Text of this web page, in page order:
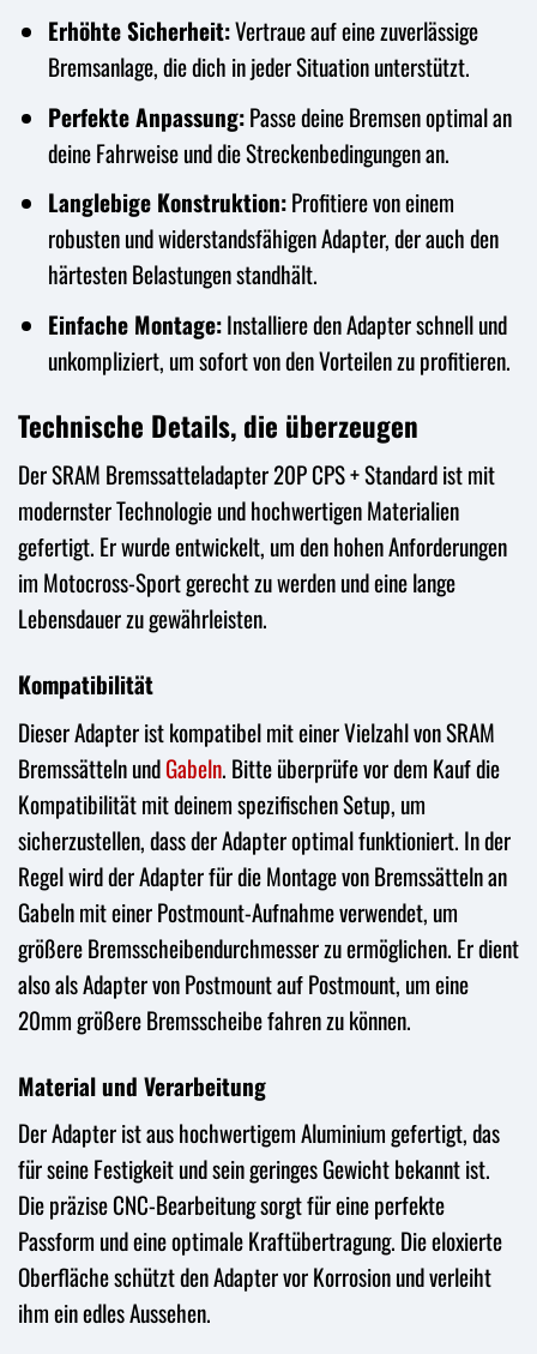
Erhöhte Sicherheit:Vertraue auf eine zuverlässige
Bremsanlage, die dich in jeder Situation unterstützt.
Perfekte Anpassung:Passe deine Bremsen optimal an
deine Fahrweise und die Streckenbedingungen an.
Langlebige Konstruktion:Profitiere von einem
robusten und widerstandsfähigen Adapter, der auch den
härtesten Belastungen standhält.
Einfache Montage:Installiere den Adapter schnell und
unkompliziert, um sofort von den Vorteilen zu profitieren.
Technische Details, die überzeugen
Der SRAM Bremssatteladapter 20P CPS + Standard ist mit
modernster Technologie und hochwertigen Materialien
gefertigt. Er wurde entwickelt, um den hohen Anforderungen
im Motocross-Sport gerecht zu werden und eine lange
Lebensdauer zu gewährleisten.
Kompatibilität
Dieser Adapter ist kompatibel mit einer Vielzahl von SRAM
Bremssätteln undGabeln. Bitte überprüfe vor dem Kauf die
Kompatibilität mit deinem spezifischen Setup, um
sicherzustellen, dass der Adapter optimal funktioniert. In der
Regel wird der Adapter für die Montage von Bremssätteln an
Gabeln mit einer Postmount-Aufnahme verwendet, um
größere Bremsscheibendurchmesser zu ermöglichen. Er dient
also als Adapter von Postmount auf Postmount, um eine
20mm größere Bremsscheibe fahren zu können.
Material und Verarbeitung
Der Adapter ist aus hochwertigem Aluminium gefertigt, das
für seine Festigkeit und sein geringes Gewicht bekannt ist.
Die präzise CNC-Bearbeitung sorgt für eine perfekte
Passform und eine optimale Kraftübertragung. Die eloxierte
Oberfläche schützt den Adapter vor Korrosion und verleiht
ihm ein edles Aussehen.